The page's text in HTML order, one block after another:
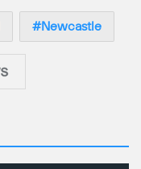
Newcastle